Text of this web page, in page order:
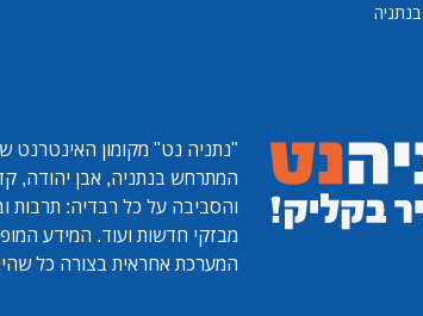
"נתניה נט" מקומון האינטרנט
המתרחש בנתניה, אבן יהודה,
והסביבה על כל רבדיה: תרבות
מבזקי חדשות ועוד. המידע
המערכת אחראית בצורה כל